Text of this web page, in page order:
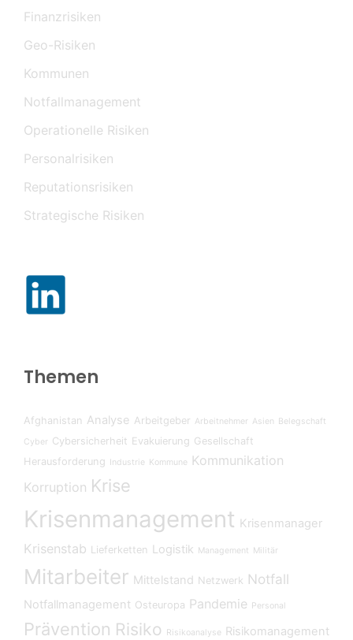
Finanzrisiken
Geo-Risiken
Kommunen
Notfallmanagement
Operationelle Risiken
Personalrisiken
Reputationsrisiken
Strategische Risiken
Themen
Afghanistan Analyse Arbeitgeber Arbeitnehmer Asien Belegschaft
Cyber
Cybersicherheit Evakuierung Gesellschaft
Herausforderung Industrie Kommune
Kommunikation
Korruption Krise
Krisenmanagement Krisenmanager
Krisenstab Lieferketten Logistik Management Militär
Mitarbeiter Mittelstand Netzwerk Notfall
Notfallmanagement Osteuropa Pandemie Personal
Prävention Risiko Risikoanalyse Risikomanagement